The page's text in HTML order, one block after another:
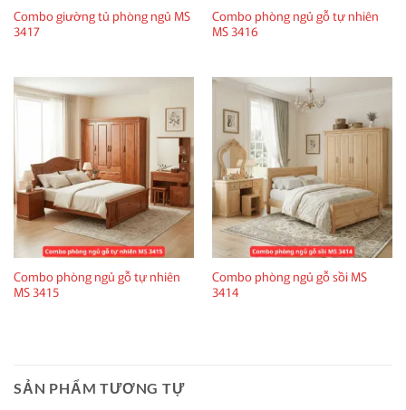
Combo giường tủ phòng ngủ MS
3417
Combo phòng ngủ gỗ tự nhiên
MS 3416
Combo phòng ngủ gỗ tự nhiên
MS 3415
Combo phòng ngủ gỗ sồi MS
3414
SẢN PHẨM TƯƠNG TỰ